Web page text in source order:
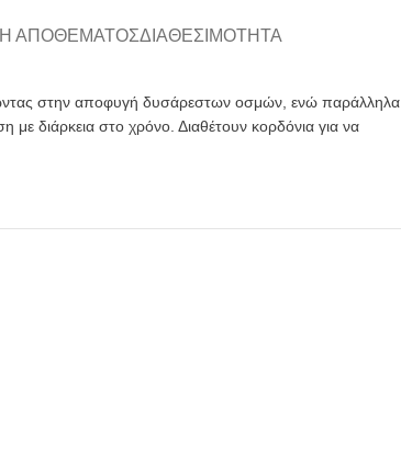
ΑΠΟΘΈΜΑΤΟΣΔΙΑΘΕΣΙΜΌΤΗΤΑ
στην αποφυγή δυσάρεστων οσμών, ενώ παράλληλα
διάρκεια στο χρόνο. Διαθέτουν κορδόνια για να